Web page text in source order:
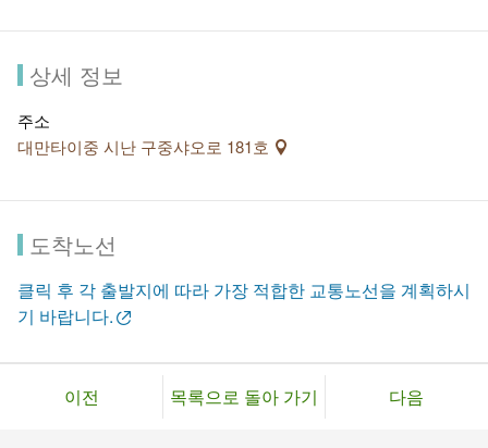
상세 정보
주소
대만타이중 시난 구중샤오로 181호
도착노선
클릭 후 각 출발지에 따라 가장 적합한 교통노선을 계획하시
기 바랍니다.
이전 목록으로 돌아 가기 다음